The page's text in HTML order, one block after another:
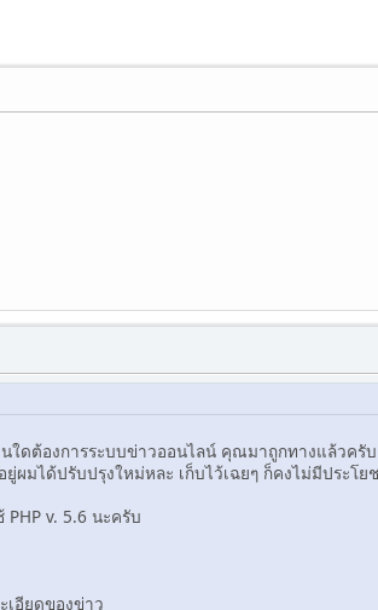
ดต้องการระบบข่าวออนไลน์ คุณมาถูกทางแล้วครั
ผมได้ปรับปรุงใหม่หละ เก็บไว้เฉยๆ ก็คงไม่มีประโย
v. 5.6 นะครับ
อียดของข่าว